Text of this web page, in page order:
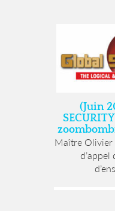
(Juin
Maître Olivier
d’appel